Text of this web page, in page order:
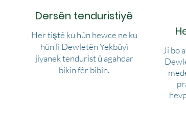
Dersên tenduristiyê
Her tiştê ku hûn hewce ne ku
hûn li Dewletên Yekbûyî
jiyanek tendurist û agahdar
bikin fêr bibin.
Ji bo